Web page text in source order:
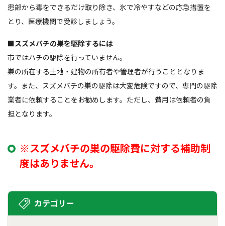
患部から毒をできるだけ取り除き、氷で冷やすなどの応急措置を
とり、医療機関で受診しましょう。
■スズメバチの巣を駆除するには
市ではハチの駆除を行っていません。
巣の所在する土地・建物の所有者や管理者が行うこととなりま
す。また、スズメバチの巣の駆除は大変危険ですので、専門の駆除
業者に依頼することをお勧めします。ただし、費用は依頼者の負
担となります。
※スズメバチの巣の駆除費に対する補助制
度はありません。
カテゴリー